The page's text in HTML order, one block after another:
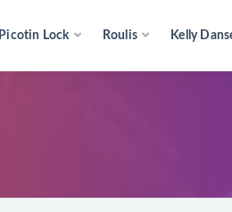
Picotin Lock Roulis Kelly